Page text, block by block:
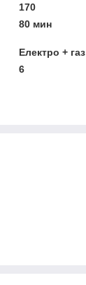
170
80 мин
Електро + газ
6